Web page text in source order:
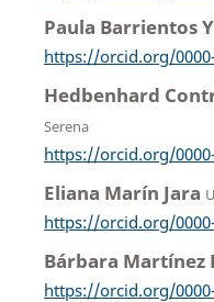
Paula Barrientos
https://orcid.org/
Hedbenhard
Serena
https://orcid.org/
Eliana Marín Jara
https://orcid.org/
Bárbara Martínez
https://orcid.org/